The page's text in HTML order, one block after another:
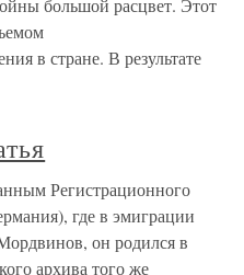
большой расцвет. Этот
в стране. В результате
Регистрационного
где в эмиграции
он родился в
архива того же